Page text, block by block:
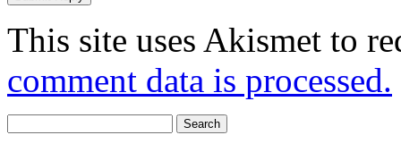
This site uses Akismet to
comment data is processed.
for: